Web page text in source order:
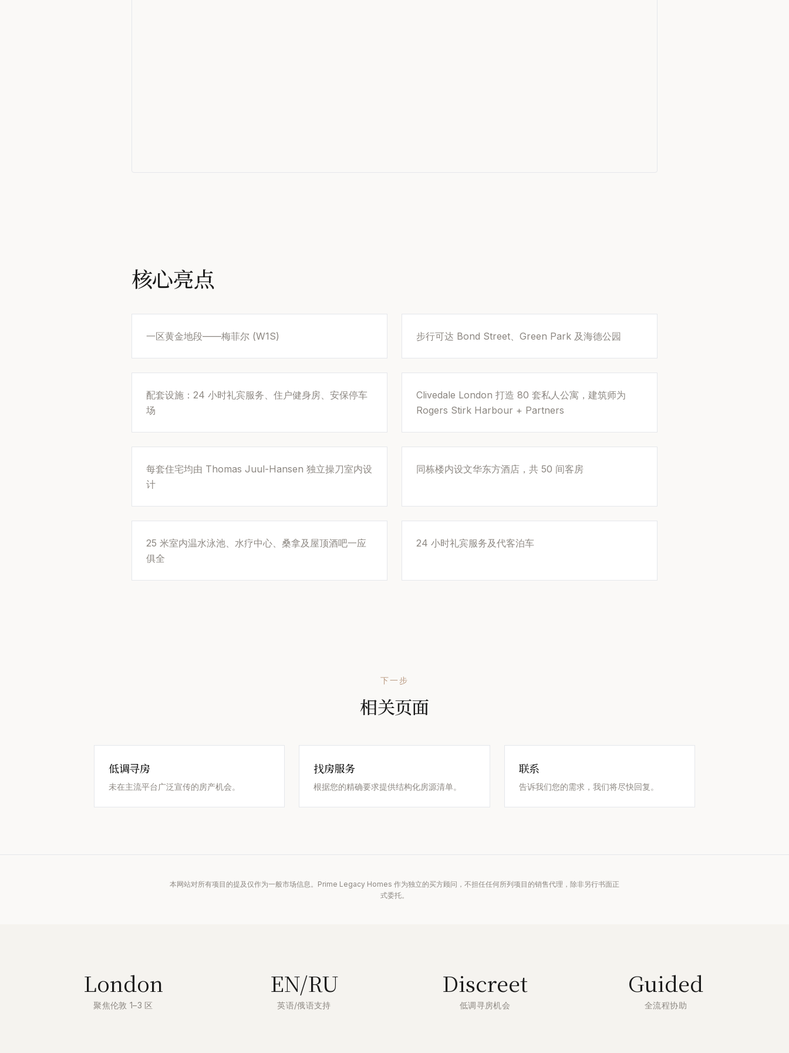
核心亮点
一区黄金地段——梅菲尔 (W1S) 步行可达 Bond Street、Green Park 及海德公园
配套设施：24 小时礼宾服务、住户健身房、安保停车
场
Clivedale London 打造 80 套私人公寓，建筑师为
Rogers Stirk Harbour + Partners
每套住宅均由 Thomas Juul-Hansen 独立操刀室内设
计
同栋楼内设文华东方酒店，共 50 间客房
25 米室内温水泳池、水疗中心、桑拿及屋顶酒吧一应
俱全
24 小时礼宾服务及代客泊车
下一步
相关页面
低调寻房
未在主流平台广泛宣传的房产机会。
找房服务
根据您的精确要求提供结构化房源清单。
联系
告诉我们您的需求，我们将尽快回复。
本网站对所有项目的提及仅作为一般市场信息。Prime Legacy Homes 作为独立的买方顾问，不担任任何所列项目的销售代理，除非另行书面正
式委托。
London
聚焦伦敦 1–3 区
EN/RU
英语/俄语支持
Discreet
低调寻房机会
Guided
全流程协助